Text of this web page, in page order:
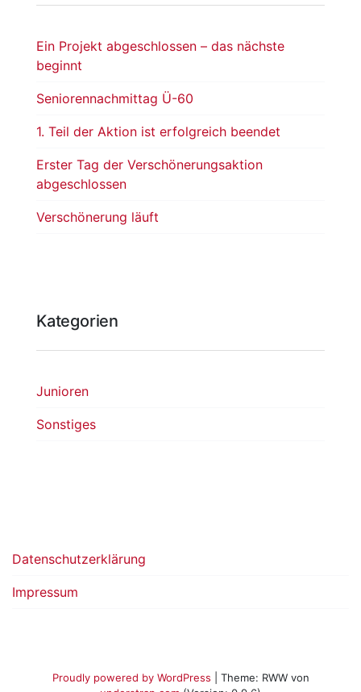
Ein Projekt abgeschlossen – das nächste
beginnt
Seniorennachmittag Ü-60
1. Teil der Aktion ist erfolgreich beendet
Erster Tag der Verschönerungsaktion
abgeschlossen
Verschönerung läuft
Kategorien
Junioren
Sonstiges
Datenschutzerklärung
Impressum
Proudly powered by WordPress
Theme: RWW von